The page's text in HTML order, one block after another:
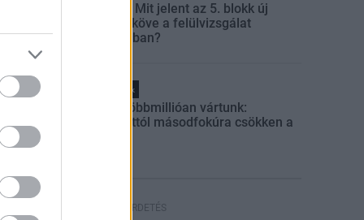
Paks II.: Mit jelent az 5. blokk új
mérföldköve a felülvizsgálat
árnyékában?
Helyi hírek
Amire többmillióan vártunk:
szombattól másodfokúra csökken a
HIRDETÉS